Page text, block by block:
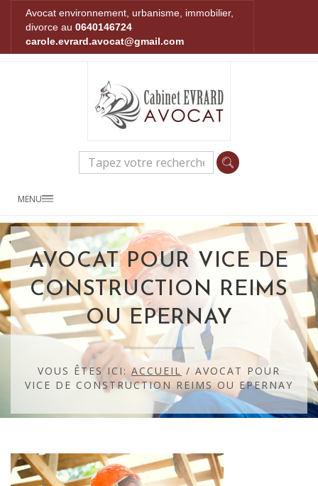
Avocat environnement, urbanisme, immobilier,
divorce au 0640146724
carole.evrard.avocat@gmail.com
MENU
AVOCAT POUR VICE DE
CONSTRUCTION REIMS
OU EPERNAY
VOUS ÊTES ICI: ACCUEIL / AVOCAT POUR
VICE DE CONSTRUCTION REIMS OU EPERNAY